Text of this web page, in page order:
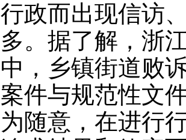
行政而出现信访
多。据了解，浙
中，乡镇街道败
案件与规范性文
为随意，在进行